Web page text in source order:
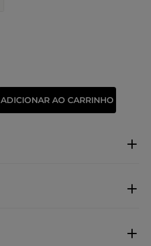
ADICIONAR AO CARRINHO